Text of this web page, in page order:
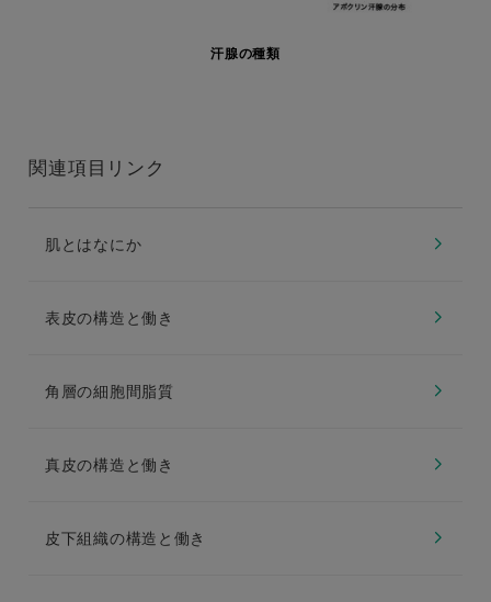
汗腺の種類
関連項目リンク
肌とはなにか
表皮の構造と働き
角層の細胞間脂質
真皮の構造と働き
皮下組織の構造と働き